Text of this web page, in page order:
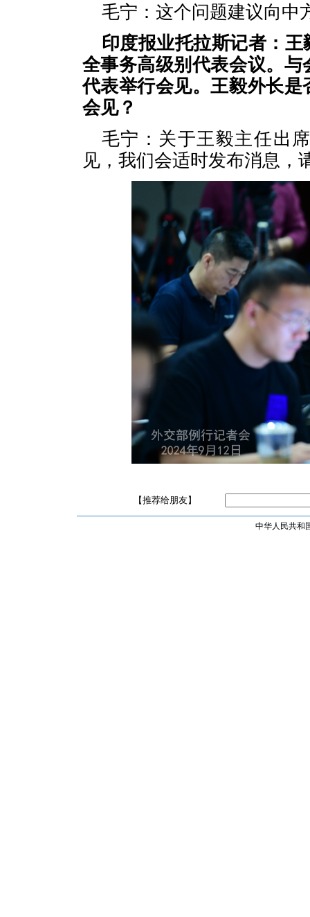
毛宁：这个问题建议向中
印度报业托拉斯记者：
全事务高级别代表会议。
代表举行会见。王毅外长
会见？
毛宁：关于王毅主任出
见，我们会适时发布消息，
【推荐给朋友】
中华人民共和